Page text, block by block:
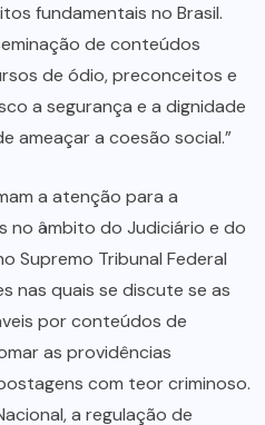
fundamentais no Brasil.
de conteúdos
de ódio, preconceitos e
a segurança e a dignidade
ameaçar a coesão social.”
a atenção para a
no âmbito do Judiciário e do
Supremo Tribunal Federal
nas quais se discute se as
por conteúdos de
as providências
com teor criminoso.
a regulação de